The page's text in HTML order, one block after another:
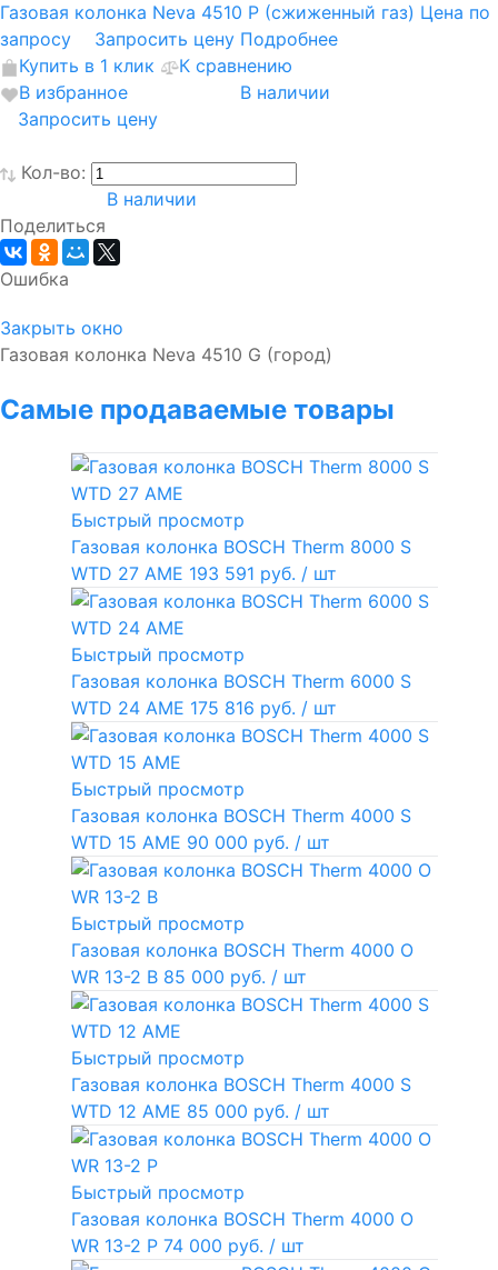
Газовая колонка Neva 4510 P (сжиженный газ) Цена по
запросу
Запросить цену Подробнее
Купить в 1 клик
К сравнению
В избранное
В наличии
Запросить цену
Кол-во:
В наличии
Поделиться
Ошибка
Закрыть окно
Газовая колонка Neva 4510 G (город)
Самые продаваемые товары
Быстрый просмотр
Газовая колонка BOSCH Therm 8000 S
WTD 27 AME 193 591 руб. / шт
Быстрый просмотр
Газовая колонка BOSCH Therm 6000 S
WTD 24 AME 175 816 руб. / шт
Быстрый просмотр
Газовая колонка BOSCH Therm 4000 S
WTD 15 AME 90 000 руб. / шт
Быстрый просмотр
Газовая колонка BOSCH Therm 4000 O
WR 13-2 В 85 000 руб. / шт
Быстрый просмотр
Газовая колонка BOSCH Therm 4000 S
WTD 12 AME 85 000 руб. / шт
Быстрый просмотр
Газовая колонка BOSCH Therm 4000 O
WR 13-2 P 74 000 руб. / шт